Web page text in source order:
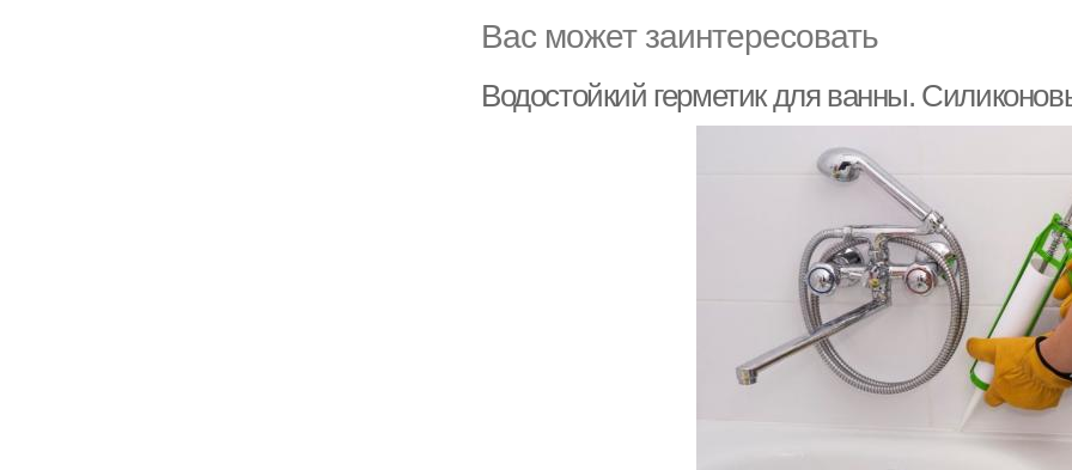
Вас может заинтересовать
Водостойкий герметик для ванны.